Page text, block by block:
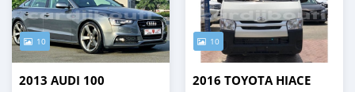
10
2013 AUDI 100
10
2016 TOYOTA HIACE